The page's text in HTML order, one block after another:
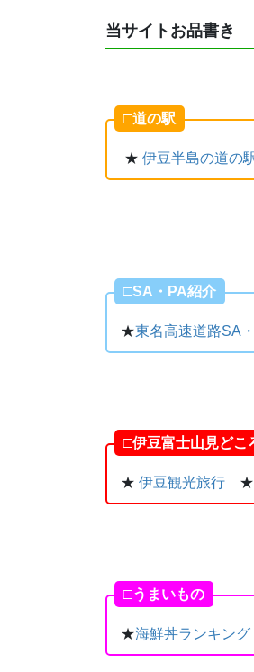
当サイトお品書き
□道の駅
★ 伊豆半島の道の
□SA・PA紹介
★東名高速道路SA
□伊豆富士山見どこ
★ 伊豆観光旅行 ★
□うまいもの
★海鮮丼ランキング